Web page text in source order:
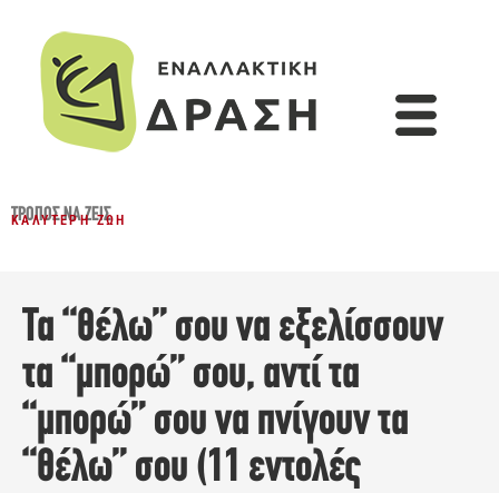
ΤΡΌΠΟΣ ΝΑ ΖΕΙΣ
ΚΑΛΎΤΕΡΗ ΖΩΉ
Τα “θέλω” σου να εξελίσσουν
τα “μπορώ” σου, αντί τα
“μπορώ” σου να πνίγουν τα
“θέλω” σου (11 εντολές